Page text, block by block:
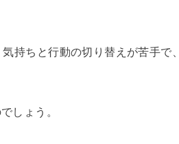
持ちと行動の切り替えが苦手で
しょう。